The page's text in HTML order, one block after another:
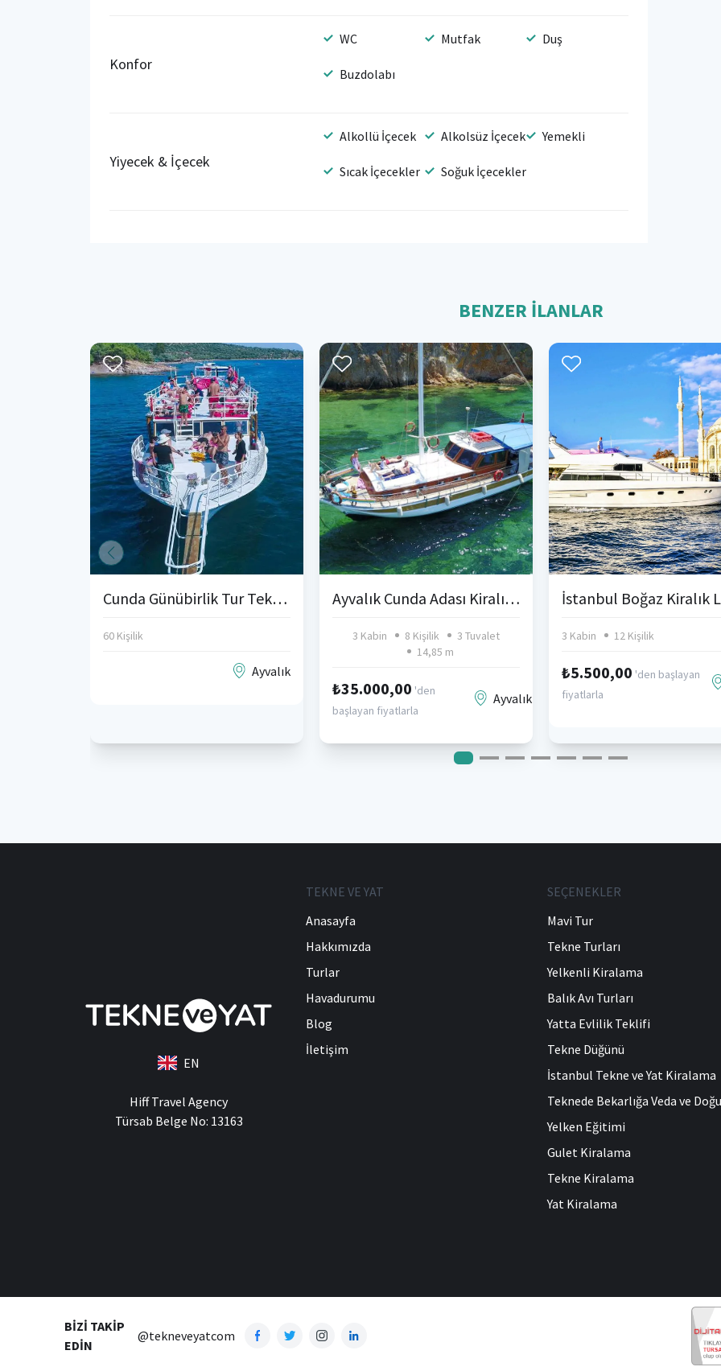
Konfor
WC Mutfak Duş
Buzdolabı
Yiyecek & İçecek
Alkollü İçecek Alkolsüz İçecek Yemekli
Sıcak İçecekler Soğuk İçecekler
BENZER İLANLAR
Cunda Günübirlik Tur Teknesi
60 Kişilik
Ayvalık
Ayvalık Cunda Adası Kiralık Gulet
3 Kabin 8 Kişilik
3 Tuvalet
14,85 m
₺35.000,00 'den
başlayan fiyatlarla
Ayvalık
3 Kabin 12 Kişilik
₺5.500,00 'den başlayan
fiyatlarla
EN
Hiff Travel Agency
Türsab Belge No: 13163
TEKNE VE YAT
Anasayfa
Hakkımızda
Turlar
Havadurumu
Blog
İletişim
SEÇENEKLER
Mavi Tur
Tekne Turları
Yelkenli Kiralama
Balık Avı Turları
Yatta Evlilik Teklifi
Tekne Düğünü
İstanbul Tekne ve Yat Kiralama
Teknede Bekarlığa Veda ve
Yelken Eğitimi
Gulet Kiralama
Tekne Kiralama
Yat Kiralama
BIZI TAKIP
EDIN
@tekneveyatcom